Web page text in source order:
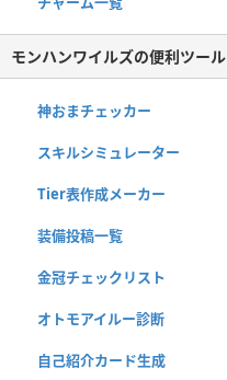
モンハンワイルズの便利ツール
神おまチェッカー
スキルシミュレーター
Tier表作成メーカー
装備投稿一覧
金冠チェックリスト
オトモアイルー診断
自己紹介カード生成